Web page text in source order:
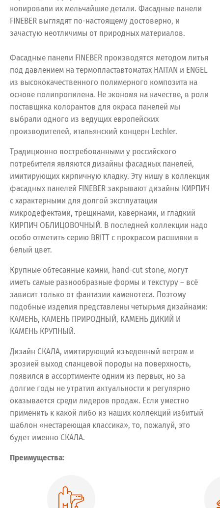
копировали их мельчайшие детали. Фасадные панели
FINEBER выглядят по-настоящему достоверно, и
зачастую неотличимы от природных материалов.
Фасадные панели FINEBER производятся методом литья
под давлением на термопластавтоматах HAITAN и ENGEL
из высококачественного полимерного композита на
основе полипропилена. Не экономя на качестве, в роли
поставщика колорантов для окраса панелей мы
выбрали одного из ведущих европейских
производителей, итальянский концерн Lechler.
Традиционно востребованными у российского
потребителя являются дизайны фасадных панелей,
имитирующих кирпичную кладку. Эту нишу в коллекции
фасадных панелей FINEBER закрывают дизайны КИРПИЧ
с характерными для долгой эксплуатации
микродефектами, трещинами, кавернами, и гладкий
КИРПИЧ ОБЛИЦОВОЧНЫЙ. В последней коллекции надо
особо отметить серию BRITT с прокрасом расшивки в
белый цвет.
Крупные обтесанные камни, hand-cut stone, могут
иметь самые разнообразные формы и текстуру – всё
зависит только от фантазии каменотеса. Поэтому
подобные изделия представлены четырьмя дизайнами:
КАМЕНЬ, КАМЕНЬ ПРИРОДНЫЙ, КАМЕНЬ ДИКИЙ И
КАМЕНЬ КРУПНЫЙ.
Дизайн СКАЛА, имитирующий изъеденный ветром и
эрозией выход сланцевой породы на поверхность,
появился в ассортименте одним из первых, но за
долгие годы не утратил актуальности и регулярно
оказывается среди лидеров продаж. Если уместно
применить к какой либо из наших коллекций избитый
шаблон «нестареющая классика», то, пожалуй, это
будет именно СКАЛА.
Преимущества: